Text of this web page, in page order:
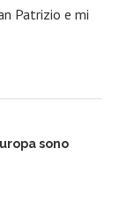
Patrizio e mi
sono